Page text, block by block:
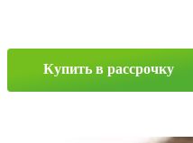
185/65
92T
Купить в рассрочку